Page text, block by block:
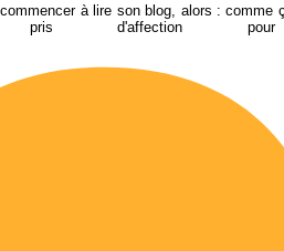
à lire son blog, alors : comme
d'affection